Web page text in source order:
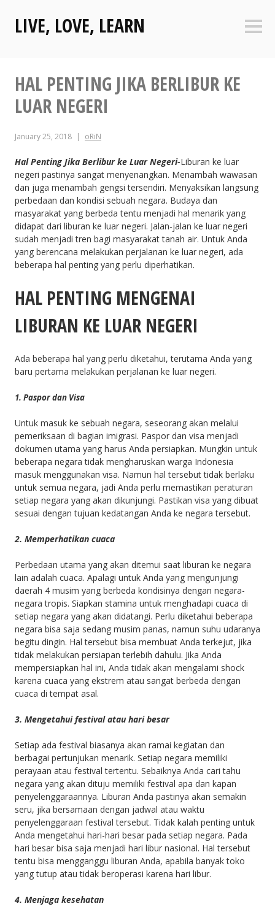
contentLIVE, LOVE, LEARN
HAL PENTING JIKA BERLIBUR KE
LUAR NEGERI
January 25, 2018 oRiN
Hal Penting Jika Berlibur ke Luar Negeri-Liburan ke luar
negeri pastinya sangat menyenangkan. Menambah wawasan
dan juga menambah gengsi tersendiri. Menyaksikan langsung
perbedaan dan kondisi sebuah negara. Budaya dan
masyarakat yang berbeda tentu menjadi hal menarik yang
didapat dari liburan ke luar negeri. Jalan-jalan ke luar negeri
sudah menjadi tren bagi masyarakat tanah air. Untuk Anda
yang berencana melakukan perjalanan ke luar negeri, ada
beberapa hal penting yang perlu diperhatikan.
HAL PENTING MENGENAI
LIBURAN KE LUAR NEGERI
Ada beberapa hal yang perlu diketahui, terutama Anda yang
baru pertama melakukan perjalanan ke luar negeri.
1. Paspor dan Visa
Untuk masuk ke sebuah negara, seseorang akan melalui
pemeriksaan di bagian imigrasi. Paspor dan visa menjadi
dokumen utama yang harus Anda persiapkan. Mungkin untuk
beberapa negara tidak mengharuskan warga Indonesia
masuk menggunakan visa. Namun hal tersebut tidak berlaku
untuk semua negara, jadi Anda perlu memastikan peraturan
setiap negara yang akan dikunjungi. Pastikan visa yang dibuat
sesuai dengan tujuan kedatangan Anda ke negara tersebut.
2. Memperhatikan cuaca
Perbedaan utama yang akan ditemui saat liburan ke negara
lain adalah cuaca. Apalagi untuk Anda yang mengunjungi
daerah 4 musim yang berbeda kondisinya dengan negara-
negara tropis. Siapkan stamina untuk menghadapi cuaca di
setiap negara yang akan didatangi. Perlu diketahui beberapa
negara bisa saja sedang musim panas, namun suhu udaranya
begitu dingin. Hal tersebut bisa membuat Anda terkejut, jika
tidak melakukan persiapan terlebih dahulu. Jika Anda
mempersiapkan hal ini, Anda tidak akan mengalami shock
karena cuaca yang ekstrem atau sangat berbeda dengan
cuaca di tempat asal.
3. Mengetahui festival atau hari besar
Setiap ada festival biasanya akan ramai kegiatan dan
berbagai pertunjukan menarik. Setiap negara memiliki
perayaan atau festival tertentu. Sebaiknya Anda cari tahu
negara yang akan dituju memiliki festival apa dan kapan
penyelenggaraannya. Liburan Anda pastinya akan semakin
seru, jika bersamaan dengan jadwal atau waktu
penyelenggaraan festival tersebut. Tidak kalah penting untuk
Anda mengetahui hari-hari besar pada setiap negara. Pada
hari besar bisa saja menjadi hari libur nasional. Hal tersebut
tentu bisa mengganggu liburan Anda, apabila banyak toko
yang tutup atau tidak beroperasi karena hari libur.
4. Menjaga kesehatan